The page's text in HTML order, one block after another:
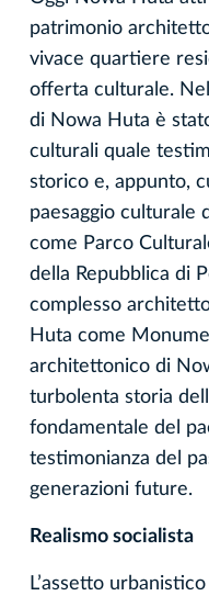
patrimonio
vivace quartiere
offerta culturale.
di Nowa Huta è
culturali quale
storico e, appunto,
paesaggio culturale
come Parco
della Repubblica di
complesso
Huta come
architettonico di
turbolenta storia
fondamentale del
testimonianza del
generazioni future.
Realismo socialista
L’assetto